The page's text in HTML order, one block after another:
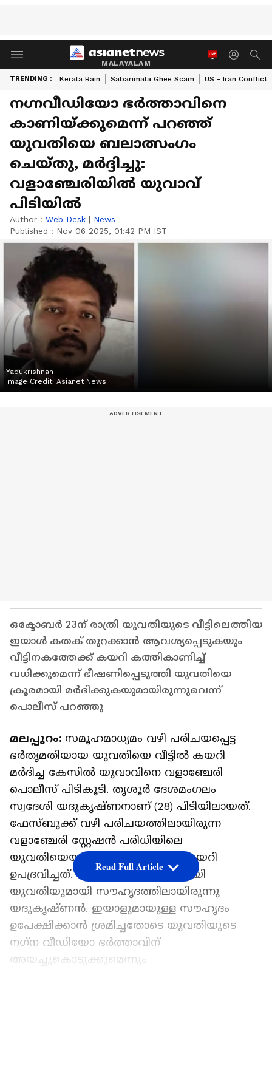
MALAYALAM
TRENDING : Kerala Rain Sabarimala Ghee Scam US - Iran Conflict
ന​ഗ്നവീഡിയോ ഭർത്താവിനെ
കാണിയ്ക്കുമെന്ന് പറഞ്ഞ്
യുവതിയെ ബലാത്സം​ഗം
ചെയ്തു, മർദ്ദിച്ചു:
വളാഞ്ചേരിയില്‍ യുവാവ്
പിടിയിൽ
Author : Web Desk | News
Published : Nov 06 2025, 01:42 PM IST
Yadukrishnan
Image Credit: Asianet News
ഒക്ടോബര്‍ 23ന് രാത്രി യുവതിയുടെ വീട്ടിലെത്തിയ
ഇയാള്‍ കതക് തുറക്കാന്‍ ആവശ്യപ്പെടുകയും
വീട്ടിനകത്തേക്ക് കയറി കത്തികാണിച്ച്
വധിക്കുമെന്ന് ഭീഷണിപ്പെടുത്തി യുവതിയെ
ക്രൂരമായി മര്‍ദിക്കുകയുമായിരുന്നുവെന്ന്
പൊലീസ് പറഞ്ഞു
മലപ്പുറം: സമൂഹമാധ്യമം വഴി പരിചയപ്പെട്ട
ഭര്‍തൃമതിയായ യുവതിയെ വീട്ടില്‍ കയറി
മര്‍ദിച്ച കേസില്‍ യുവാവിനെ വളാഞ്ചേരി
പൊലീസ് പിടികൂടി. തൃശൂര്‍ ദേശമംഗലം
സ്വദേശി യദുകൃഷ്ണനാണ് (28) പിടിയിലായത്.
ഫേസ്ബുക്ക് വഴി പരിചയത്തിലായിരുന്ന
വളാഞ്ചേരി സ്റ്റേഷന്‍ പരിധിയിലെ
യുവതിയെയാണ് ഇയാള്‍ വീട്ടില്‍ കയറി
ഉപദ്രവിച്ചത്. നാലു വര്‍ഷത്തോളമായി
യുവതിയുമായി സൗഹൃദത്തിലായിരുന്നു
യദുകൃഷ്ണന്‍. ഇയാളുമായുള്ള സൗഹൃദം
ഉപേക്ഷിക്കാന്‍ ശ്രമിച്ചതോടെ യുവതിയുടെ
നഗ്‌ന വീഡിയോ ഭര്‍ത്താവിന്
അയച്ചുകൊടുക്കുമെന്നും
Read Full Article